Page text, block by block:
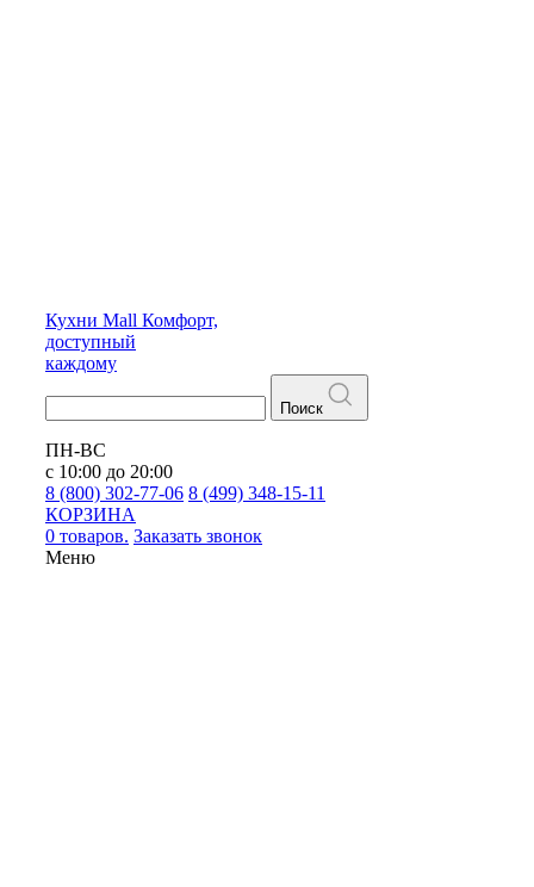
Кухни Mall Комфорт,
доступный
каждому
Поиск
ПН-ВС
с 10:00 до 20:00
8 (800) 302-77-06 8 (499) 348-15-11
КОРЗИНА
0 товаров. Заказать звонок
Меню